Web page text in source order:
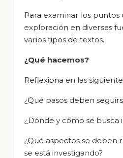
Para examinar los
exploración en diversas
varios tipos de textos.
¿Qué hacemos?
Reflexiona en las
¿Qué pasos deben
¿Dónde y cómo se busca
¿Qué aspectos se deben
se está investigando?